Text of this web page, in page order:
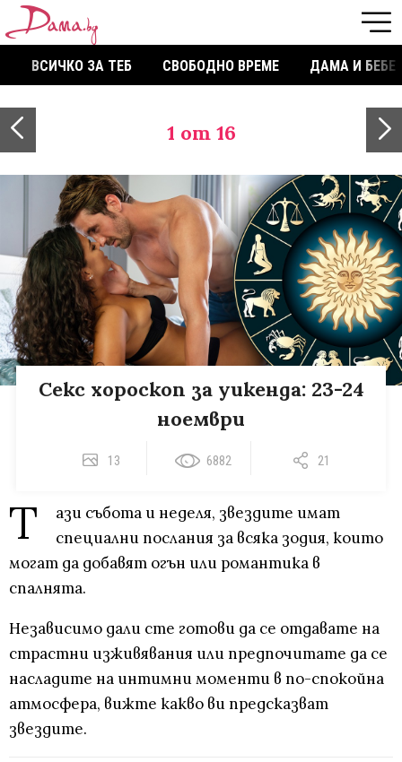
ВСИЧКО ЗА ТЕБ СВОБОДНО ВРЕМЕ ДАМА И БЕБЕ
1 от 16
Секс хороскоп за уикенда: 23-24
ноември
13 6882 21
Т
ази събота и неделя, звездите имат
специални послания за всяка зодия, които
могат да добавят огън или романтика в
спалнята.
Независимо дали сте готови да се отдавате на
страстни изживявания или предпочитате да се
насладите на интимни моменти в по-спокойна
атмосфера, вижте какво ви предсказват
звездите.